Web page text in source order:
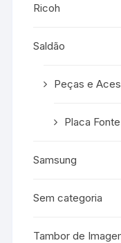
Ricoh
Saldão
Peças e
Placa Fonte
Samsung
Sem categoria
Tambor de